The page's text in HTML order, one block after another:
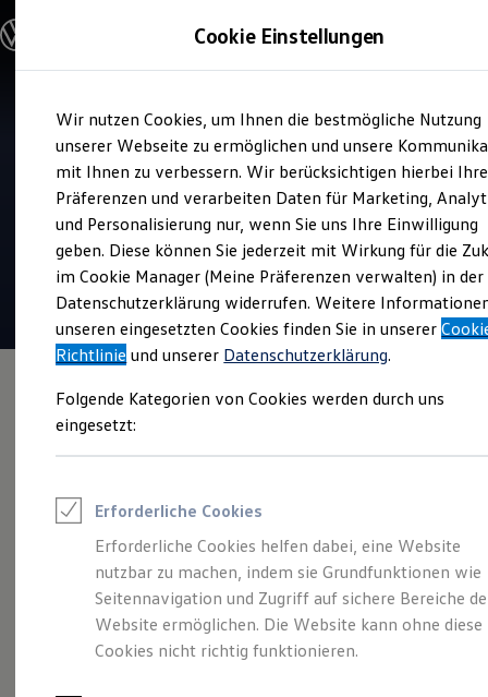
Hauptinhalt
springen
Footer
springen
Modelle und Konfigurator
Modelle vergleichen
Elektroautos
ENERGY Sondermodelle
Nutzfahrzeuge
SUV und CUV
Familienautos
Kombis
Kompaktwagen
Sportwagen
Schnell verfügbare Fahrzeuge
Angebote und Produkte
Aktuelle Angebote
E-Auto-Förderung
Volkswagen Marktplatz
Junge Gebrauchtwagen und Gebrauchtwagen
Volkswagen Zertifizierte Gebrauchtwagen
Zubehör- und Serviceangebote
Leasing
Leasing-Angebote
Gebrauchtwagen Leasing
Junge Gebrauchtwagen-Leasing
Elektroauto Leasing
Kleinwagen-Leasing
Leasing ohne Anzahlung
Finanzierung
Verkauf und Service
Autohaus Jacob Fleischhauer
Euskirchen
4.7| 281 Bewertungen
Angebot gültig bis 30.09.2026 Geschäftskunden
Sommer gut, Rate noch besser.
Der Sommer ist da – und unser Leasingangebot
macht ihn perfekt
Cookie Einstellungen
Wir nutzen Cookies, um Ihnen die bestmögliche Nutzung
unserer Webseite zu ermöglichen und unsere
mit Ihnen zu verbessern. Wir berücksichtigen hierbei Ihre
Präferenzen und verarbeiten Daten für Marketing,
und Personalisierung nur, wenn Sie uns Ihre Einwilligung
geben. Diese können Sie jederzeit mit Wirkung für die
im Cookie Manager (Meine Präferenzen verwalten) in der
Datenschutzerklärung widerrufen. Weitere
unseren eingesetzten Cookies finden Sie in unserer
Richtlinie und unserer Datenschutzerklärung.
Folgende Kategorien von Cookies werden durch uns
eingesetzt:
Erforderliche Cookies
Erforderliche Cookies helfen dabei, eine Website
nutzbar zu machen, indem sie Grundfunktionen wie
Seitennavigation und Zugriff auf sichere Bereiche
Website ermöglichen. Die Website kann ohne diese
Cookies nicht richtig funktionieren.